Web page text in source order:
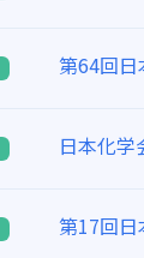
第64回
日本化学
第17回